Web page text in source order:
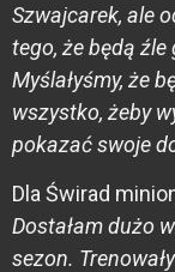
Szwajcarek, ale
tego, że będą źle
Myślałyśmy, że
wszystko, żeby
pokazać swoje
Dla Świrad
Dostałam dużo
sezon.